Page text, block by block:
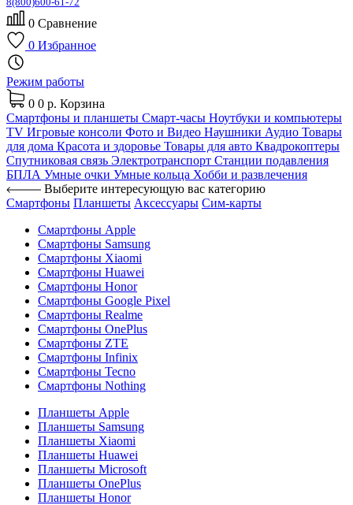
8(800)600-61-72
0 Сравнение
0 Избранное
Режим работы
0 0 р. Корзина
Смартфоны и планшеты Смарт-часы Ноутбуки и компьютеры
TV Игровые консоли Фото и Видео Наушники Аудио Товары
для дома Красота и здоровье Товары для авто Квадрокоптеры
Спутниковая связь Электротранспорт Станции подавления
БПЛА Умные очки Умные кольца Хобби и развлечения
Выберите интересующую вас категорию
Смартфоны Планшеты Аксессуары Сим-карты
Смартфоны Apple
Смартфоны Samsung
Смартфоны Xiaomi
Смартфоны Huawei
Смартфоны Honor
Смартфоны Google Pixel
Смартфоны Realme
Смартфоны OnePlus
Смартфоны ZTE
Смартфоны Infinix
Смартфоны Tecno
Смартфоны Nothing
Планшеты Apple
Планшеты Samsung
Планшеты Xiaomi
Планшеты Huawei
Планшеты Microsoft
Планшеты OnePlus
Планшеты Honor